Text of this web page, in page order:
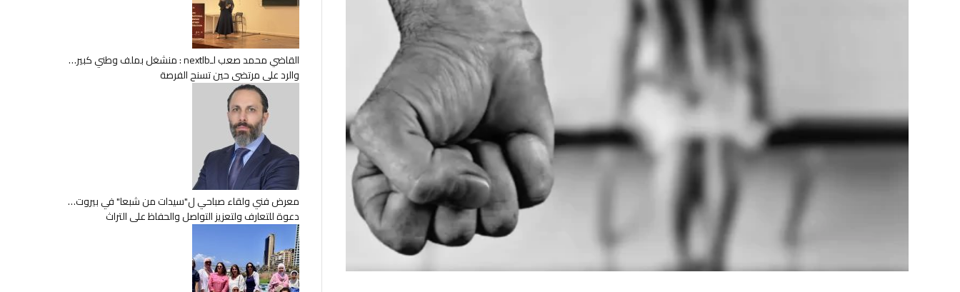
القاضي محمد صعب لـnextlb : منشغل بملف وطني كبير…
والرد على مرتضى حين تسنح الفرصة
معرض فني ولقاء صباحي ل"سيدات من شبعا" في بيروت…
دعوة للتعارف ولتعزيز التواصل والحفاظ على التراث